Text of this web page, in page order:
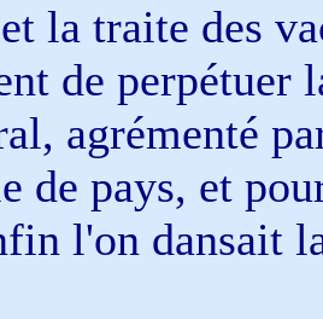
la traite des
de perpétuer
agrémenté
de pays, et
l'on dansait